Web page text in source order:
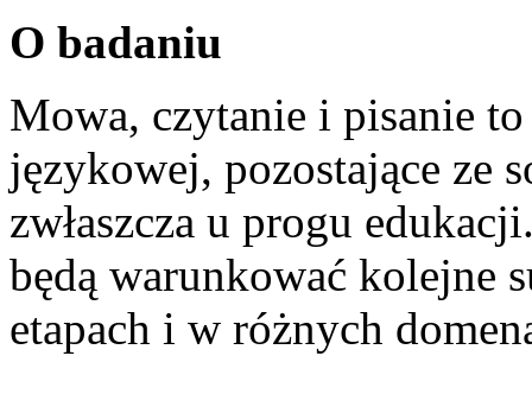
O badaniu
Mowa, czytanie i pisanie
językowej, pozostające ze
zwłaszcza u progu
będą warunkować kolejne
etapach i w różnych